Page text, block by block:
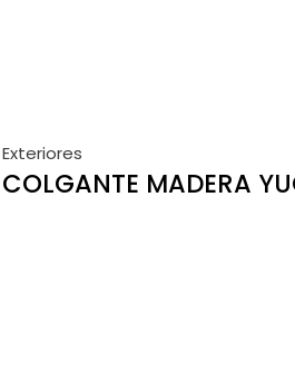
Exteriores
COLGANTE MADERA